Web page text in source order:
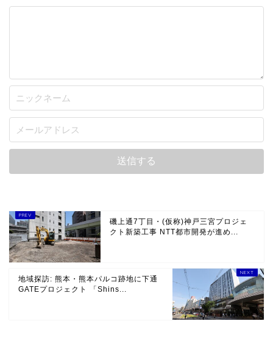
磯上通7丁目・(仮称)神戸三宮プロジェ
クト新築工事 NTT都市開発が進め...
地域探訪: 熊本・熊本パルコ跡地に下通
GATEプロジェクト 「Shins...